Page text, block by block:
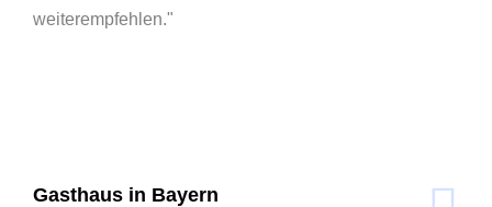
weiterempfehlen."
Gasthaus in Bayern